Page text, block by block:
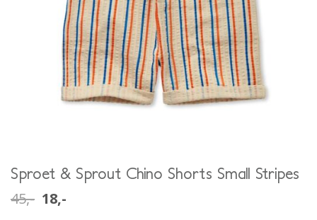
Sproet & Sprout Chino Shorts Small Stripes
45,- 18,-